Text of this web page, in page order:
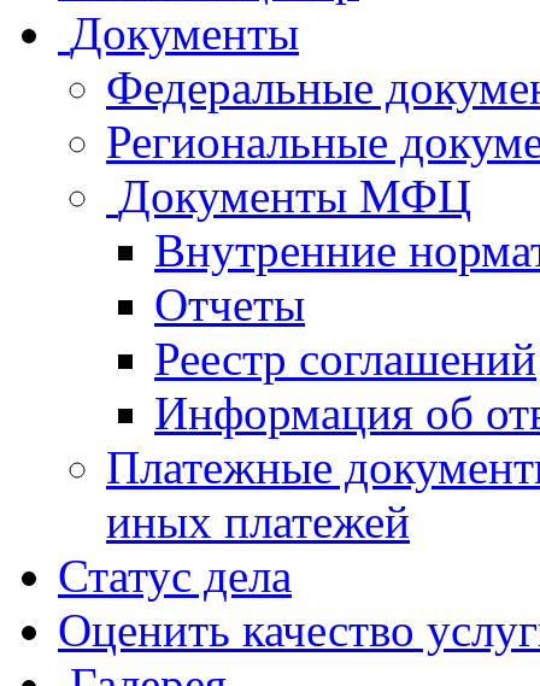
Документы
Федеральные
Региональные
Документы МФЦ
Внутренние
Отчеты
Реестр соглашений
Информация об
Платежные
иных платежей
Статус дела
Оценить качество